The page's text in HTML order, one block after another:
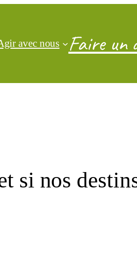
avec nous Faire un
si nos